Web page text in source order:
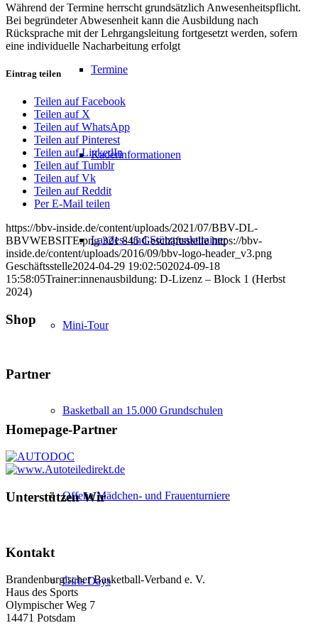
Termine
Kaderinformationen
Landes- und Stützpunkttrainer
Mini-Tour
Basketball an 15.000 Grundschulen
Offene Mädchen- und Frauenturniere
Girls Days
Während der Termine herrscht grundsätzlich Anwesenheitspflicht.
Bei begründeter Abwesenheit kann die Ausbildung nach
Rücksprache mit der Lehrgangsleitung fortgesetzt werden, sofern
eine individuelle Nacharbeitung erfolgt
Eintrag teilen
Teilen auf Facebook
Teilen auf X
Teilen auf WhatsApp
Teilen auf Pinterest
Teilen auf LinkedIn
Teilen auf Tumblr
Teilen auf Vk
Teilen auf Reddit
Per E-Mail teilen
https://bbv-inside.de/content/uploads/2021/07/BBV-DL-
BBVWEBSITE.png 321 845 Geschäftsstelle https://bbv-
inside.de/content/uploads/2016/09/bbv-logo-header_v3.png
Geschäftsstelle2024-04-29 19:02:502024-09-18
15:58:05Trainer:innenausbildung: D-Lizenz – Block 1 (Herbst
2024)
Shop
Partner
Homepage-Partner
Unterstützen Wir
Kontakt
Brandenburgischer Basketball-Verband e. V.
Haus des Sports
Olympischer Weg 7
14471 Potsdam